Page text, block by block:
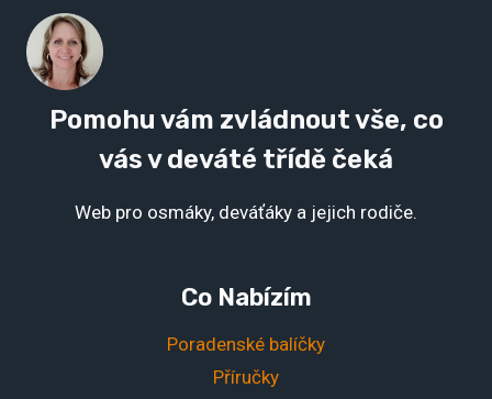
Pomohu vám zvládnout vše, co
vás v deváté třídě čeká
Web pro osmáky, deváťáky a jejich rodiče.
Co Nabízím
Poradenské balíčky
Příručky